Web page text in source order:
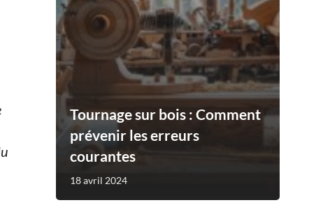
Tournage sur bois : Comment
prévenir les erreurs
courantes
18 avril 2024